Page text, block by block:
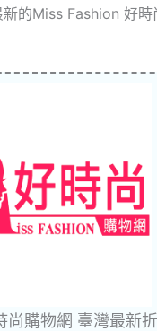
的Miss Fashion 好
購物網 臺灣最新